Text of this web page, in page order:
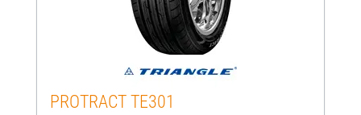
PROTRACT TE301